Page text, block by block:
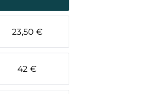
23,50 €
42 €